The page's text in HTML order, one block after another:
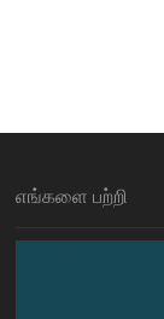
எங்களை பற்றி